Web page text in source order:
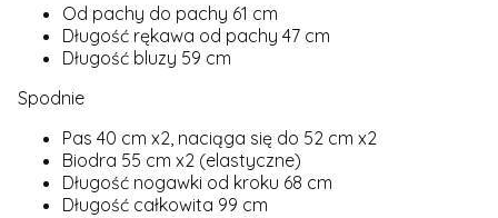
Od pachy do pachy 61 cm
Długość rękawa od pachy 47 cm
Długość bluzy 59 cm
Spodnie
Pas 40 cm x2, naciąga się do 52 cm x2
Biodra 55 cm x2 (elastyczne)
Długość nogawki od kroku 68 cm
Długość całkowita 99 cm